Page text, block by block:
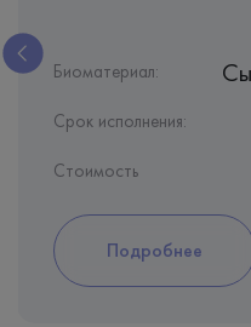
Биоматериал:
Срок исполнения:
Стоимость
Подробнее